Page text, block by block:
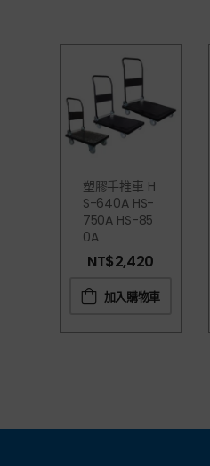
塑膠手推車 H
S-640A HS-
750A HS-85
0A
NT$2,420
加入購物車